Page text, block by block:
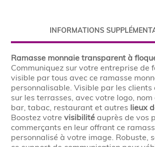
INFORMATIONS
Ramasse monnaie transparent à
Communiquez sur votre entreprise de
visible par tous avec ce ramasse
personnalisable. Visible par les clients
sur les terrasses, avec votre logo,
bar, tabac, restaurant et autres lieux
Boostez votrevisibilité auprès de vos
commerçants en leur offrant ce
personnalisé à votre image. Robuste,